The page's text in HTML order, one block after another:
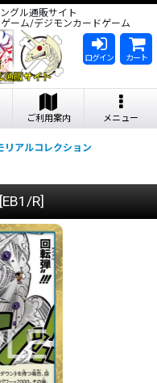
グル通販サイト
ーム/デジモンカードゲーム
ログイン カート
ご利用案内 メニュー
リアルコレクション
[EB1/R]